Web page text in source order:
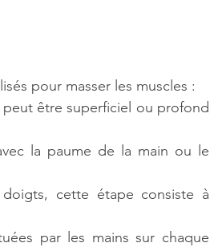
pour masser les muscles :
être superficiel ou profond
la paume de la main ou le
cette étape consiste à
par les mains sur chaque